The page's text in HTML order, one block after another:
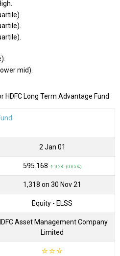
mid).
Long Term Advantage Fund
2 Jan 01
₹595.168 ↑ 0.28 (0.05 %)
₹1,318 on 30 Nov 21
Equity - ELSS
Asset Management Company
Limited
☆☆☆